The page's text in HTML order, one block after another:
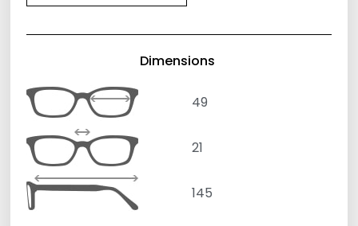
Dimensions
49
21
145